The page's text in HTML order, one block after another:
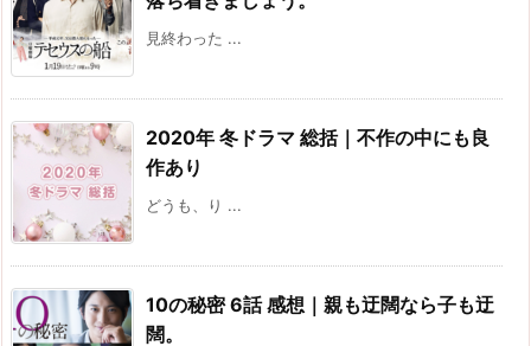
見終わった ...
2020年 冬ドラマ 総括｜不作の中にも良
作あり
どうも、り ...
10の秘密 6話 感想｜親も迂闊なら子も迂
闊。